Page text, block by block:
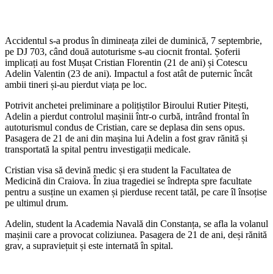
Accidentul s-a produs în dimineața zilei de duminică, 7 septembrie,
pe DJ 703, când două autoturisme s-au ciocnit frontal. Șoferii
implicați au fost Mușat Cristian Florentin (21 de ani) și Cotescu
Adelin Valentin (23 de ani). Impactul a fost atât de puternic încât
ambii tineri și-au pierdut viața pe loc.
Potrivit anchetei preliminare a polițiștilor Biroului Rutier Pitești,
Adelin a pierdut controlul mașinii într-o curbă, intrând frontal în
autoturismul condus de Cristian, care se deplasa din sens opus.
Pasagera de 21 de ani din mașina lui Adelin a fost grav rănită și
transportată la spital pentru investigații medicale.
Cristian visa să devină medic și era student la Facultatea de
Medicină din Craiova. În ziua tragediei se îndrepta spre facultate
pentru a susține un examen și pierduse recent tatăl, pe care îl însoțise
pe ultimul drum.
Adelin, student la Academia Navală din Constanța, se afla la volanul
mașinii care a provocat coliziunea. Pasagera de 21 de ani, deși rănită
grav, a supraviețuit și este internată în spital.